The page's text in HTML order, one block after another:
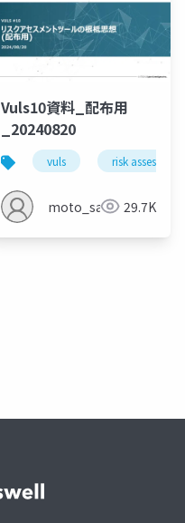
Vuls10資料_配布用
_20240820
vuls risk
moto_sato 29.7K